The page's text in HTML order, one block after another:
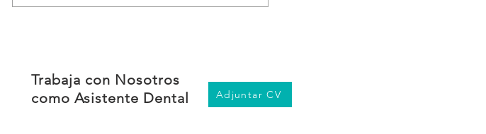
Trabaja con Nosotros
como Asistente Dental
Adjuntar CV